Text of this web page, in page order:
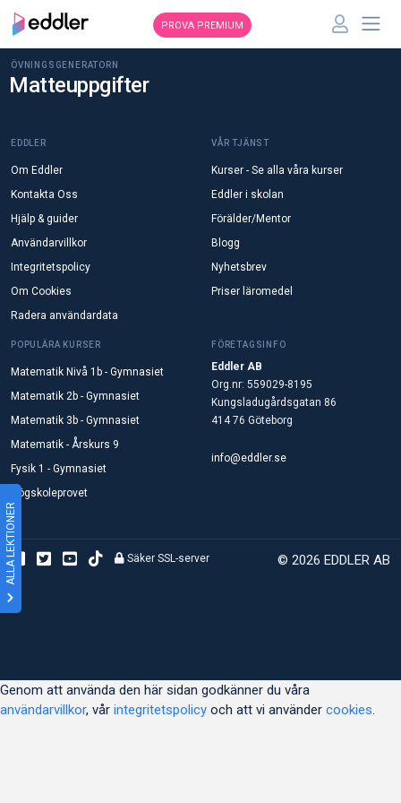
ALLA LEKTIONER
PROVA PREMIUM
ÖVNINGSGENERATORN
Matteuppgifter
EDDLER
Om Eddler
Kontakta Oss
Hjälp & guider
Användarvillkor
Integritetspolicy
Om Cookies
Radera användardata
VÅR TJÄNST
Kurser - Se alla våra kurser
Eddler i skolan
Förälder/Mentor
Blogg
Nyhetsbrev
Priser läromedel
POPULÄRA KURSER
Matematik Nivå 1b - Gymnasiet
Matematik 2b - Gymnasiet
Matematik 3b - Gymnasiet
Matematik - Årskurs 9
Fysik 1 - Gymnasiet
Högskoleprovet
FÖRETAGSINFO
Eddler AB
Org.nr: 559029-8195
Kungsladugårdsgatan 86
414 76 Göteborg
info@eddler.se
© 2026 EDDLER AB
Säker SSL-server
Genom att använda den här sidan godkänner du våra
användarvillkor, vår integritetspolicy och att vi använder cookies.